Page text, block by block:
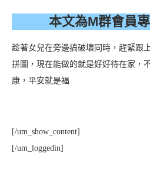
本文為M群會員
趁著女兒在旁邊搞破壞同時，趕緊跟
拼圖，現在能做的就是好好待在家，
康，平安就是福
[/um_show_content]
[/um_loggedin]